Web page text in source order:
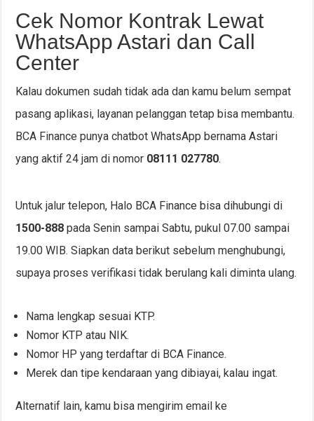
Cek Nomor Kontrak Lewat
WhatsApp Astari dan Call
Center
Kalau dokumen sudah tidak ada dan kamu belum sempat
pasang aplikasi, layanan pelanggan tetap bisa membantu.
BCA Finance punya chatbot WhatsApp bernama Astari
yang aktif 24 jam di nomor 08111 027780.
Untuk jalur telepon, Halo BCA Finance bisa dihubungi di
1500-888 pada Senin sampai Sabtu, pukul 07.00 sampai
19.00 WIB. Siapkan data berikut sebelum menghubungi,
supaya proses verifikasi tidak berulang kali diminta ulang.
Nama lengkap sesuai KTP.
Nomor KTP atau NIK.
Nomor HP yang terdaftar di BCA Finance.
Merek dan tipe kendaraan yang dibiayai, kalau ingat.
Alternatif lain, kamu bisa mengirim email ke